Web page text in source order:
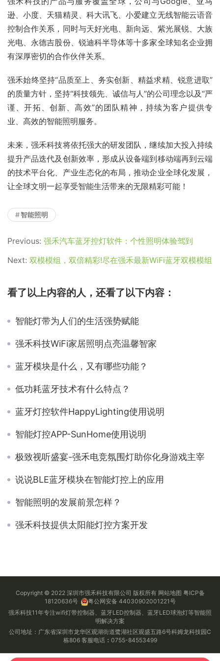
逊、小度、天猫精灵、科大讯飞、小爱建立无线智能云语音
控制合作关系，同时与天好光电、新向远、紫光展锐、大族
光电、永德吉股份、锐迪科半导体等十多家全球知名企业拥
有深厚密切的合作伙伴关系。
强禾始终坚持“品质至上、务实创新、精益求精、锐意进取”
的质量方针，坚持“科技领先、诚信与人”的公司理念以及“严
谨、开拓、创新、高效”的团队精神，持续为客户提供专
业、高效的智能照明服务。
未来，强禾科技将依托强大的研发团队，继续加大投入持续
提升产品迭代及创新效率，形成从设备端到移动端再到云端
的技术平台化、产业生态化的布局，推动企业全球化发展，
让全球文明一起享受智能生活带来的无限精彩可能！
智能照明
Previous: 强禾汽车蓝牙控灯软件：个性照明体验驾到
Next: 双模模组，双倍精彩!尽在强禾最新WiFi蓝牙双模模组
看了以上内容的人，还看了以下内容：
智能灯带为人们的生活强势赋能
强禾科技WiFi家居照明点亮温馨智家
蓝牙模块是什么，又有哪些功能？
低功耗蓝牙技术有什么特点？
蓝牙灯控软件HappyLighting使用说明
智能灯控APP-SunHome使用说明
极致视听盛宴-强禾电竞氛围灯助你化身游戏主宰
说说BLE蓝牙模块在智能灯控上的应用
智能照明的发展前景怎样？
强禾科技提供太阳能灯控方案开发
Copyright © 2022 深圳市强禾科技有限公司 版权所有 网站地图 粤ICP备
18120636号
粤公网安备 44030902001221号
强禾科技11年专注wifi灯带控制器、蓝牙LED控制器、蓝牙LED球泡灯等智能照
明解决方案
公司地址：广东省深圳市龙华区观湖街道鹭湖社区观盛五路6号科姆龙科技园C
栋806 客服电话： 0755-84553499